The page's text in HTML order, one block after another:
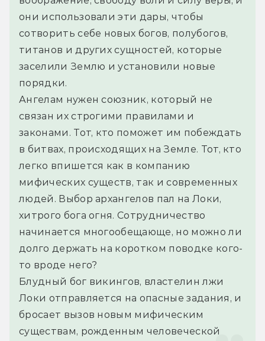
они использовали эти дары, чтобы
сотворить себе новых богов, полубогов,
титанов и других сущностей, которые
заселили Землю и установили новые
порядки.
Ангелам нужен союзник, который не
связан их строгими правилами и
законами. Тот, кто поможет им побеждать
в битвах, происходящих на Земле. Тот, кто
легко впишется как в компанию
мифических существ, так и современных
людей. Выбор архангелов пал на Локи,
хитрого бога огня. Сотрудничество
начинается многообещающе, но можно ли
долго держать на коротком поводке кого-
то вроде него?
Блудный бог викингов, властелин лжи
Локи отправляется на опасные задания, и
бросает вызов новым мифическим
существам, рожденным человеческой